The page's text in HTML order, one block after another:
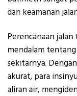
dan keamanan
Perencanaan
mendalam
sekitarnya.
akurat, para
aliran air,